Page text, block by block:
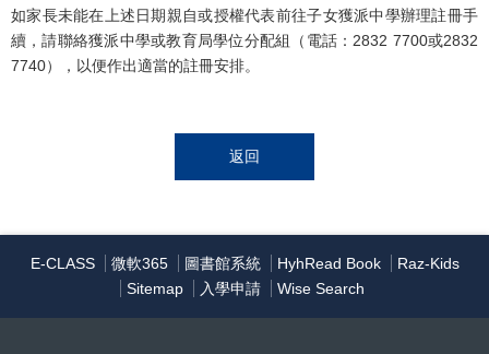
如家長未能在上述日期親自或授權代表前往子女獲派中學辦理註冊手
續，請聯絡獲派中學或教育局學位分配組（電話：2832 7700或2832
7740），以便作出適當的註冊安排。
返回
E-CLASS 微軟365 圖書館系統 HyhRead Book
Raz-Kids
Sitemap
入學申請 Wise Search